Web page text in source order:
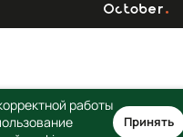
работы
Принять